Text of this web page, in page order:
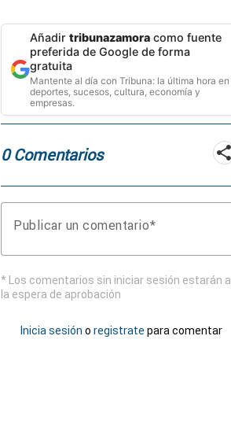
Añadir tribunazamora como fuente
preferida de Google de forma
gratuita
Mantente al día con Tribuna: la última hora en
deportes, sucesos, cultura, economía y
empresas.
0 Comentarios
Publicar un comentario
* Los comentarios sin iniciar sesión estarán a
la espera de aprobación
Inicia sesión o registrate para comentar